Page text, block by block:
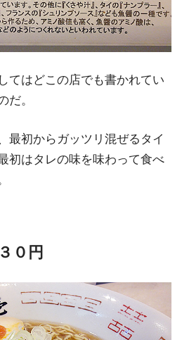
てはどこの店でも書かれてい
だ。
最初からガッツリ混ぜるタイ
初はタレの味を味わって食べ
０円